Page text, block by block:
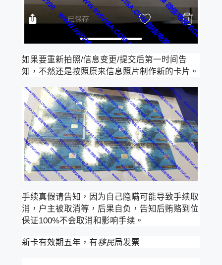
如果要重新拍照/信息变更/提交后第一时间告
知，不然还是按照原来信息照片制作新的卡片。
手续真假请告知，因为自己隐瞒可能导致手续取
消，户主被取消等，后果自负，告知后贿赂到位
保证100%不会取消和影响手续。
新卡有效期五年，有移民局发票